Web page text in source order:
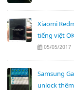
Xiaomi
tiếng việt
05/05/2017
Samsung
unlock